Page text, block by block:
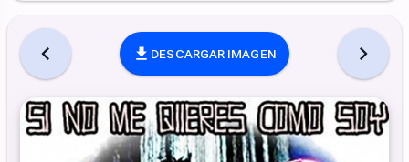
DESCARGAR IMAGEN